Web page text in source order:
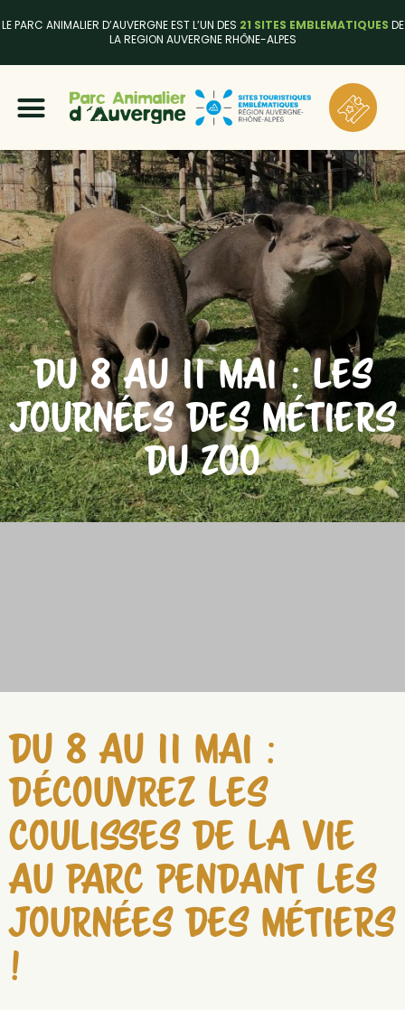
LE PARC ANIMALIER D’AUVERGNE EST L’UN DES 21 SITES EMBLEMATIQUES DE
LA REGION AUVERGNE RHÔNE-ALPES
DU 8 AU 11 MAI : LES
JOURNÉES DES MÉTIERS
DU ZOO
DU 8 AU 11 MAI :
DÉCOUVREZ LES
COULISSES DE LA VIE
AU PARC PENDANT LES
JOURNÉES DES MÉTIERS
!